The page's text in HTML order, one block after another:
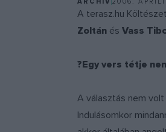
A terasz.hu
Zoltán és Vass
?Egy vers tétje
A választás nem
Indulásomkor